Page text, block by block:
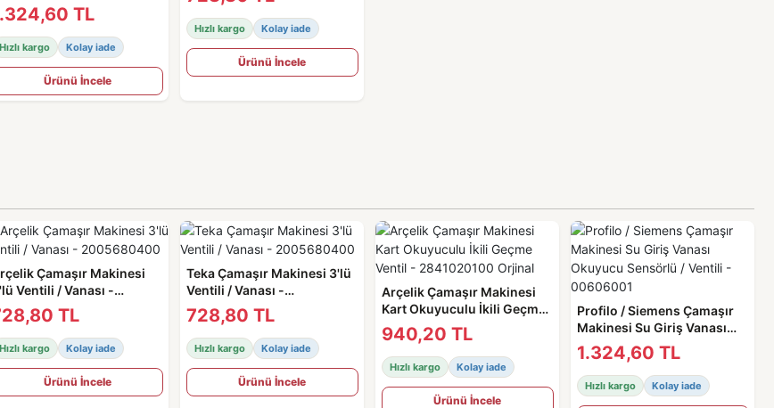
TL
Hızlı kargo Kolay iade
Ürünü İncele
Hızlı kargo Kolay iade
Ürünü İncele
Çamaşır Makinesi
Ventili / Vanası -
TL
Hızlı kargo Kolay iade
Ürünü İncele
Teka Çamaşır Makinesi 3'lü
Ventili / Vanası -
2005680400
728,80 TL
Hızlı kargo Kolay iade
Ürünü İncele
Arçelik Çamaşır Makinesi
Kart Okuyuculu İkili Geçme
Ventil - 2841020100 Orjinal
940,20 TL
Hızlı kargo Kolay iade
Ürünü İncele
Profilo / Siemens Çamaşır
Makinesi Su Giriş Vanası
Okuyucu Sensörlü / Ventili -
00606001
1.324,60 TL
Hızlı kargo Kolay iade